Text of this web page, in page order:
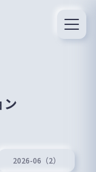
ン
2026-06（2）